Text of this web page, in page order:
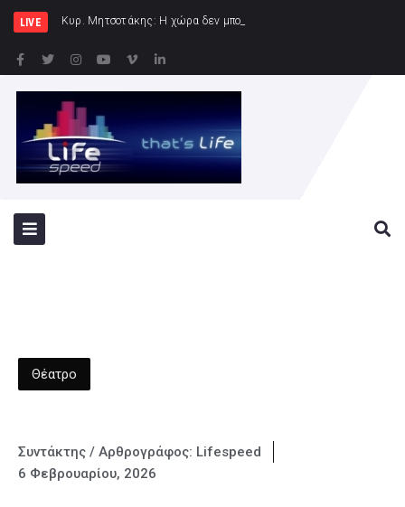
LIVE
Θέατρο
Συντάκτης / Αρθρογράφος: Lifespeed
6 Φεβρουαρίου, 2026